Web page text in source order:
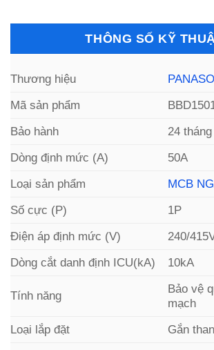
THÔNG SỐ KỸ
Thương hiệu
Mã sản phẩm
Bảo hành
24 tháng
Dòng định mức (A)
50A
Loại sản phẩm
MCB
Số cực (P)
1P
Điện áp định mức (V)
240/
Dòng cắt danh định ICU(kA)
10kA
Tính năng
Bảo vệ
mạch
Loại lắp đặt
Gắn